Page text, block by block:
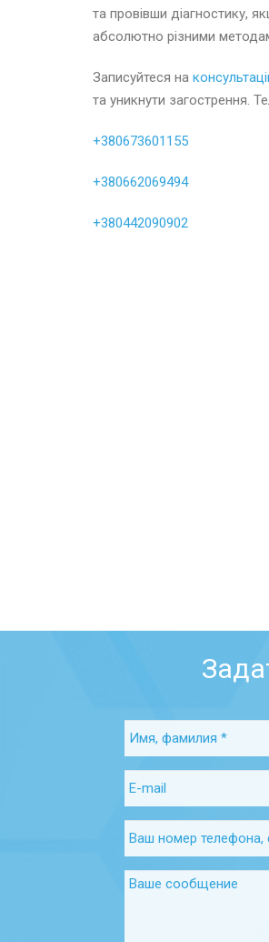
та провівши діагностику,
абсолютно різними
Записуйтеся на
та уникнути загострення.
+380673601155
+380662069494
+380442090902